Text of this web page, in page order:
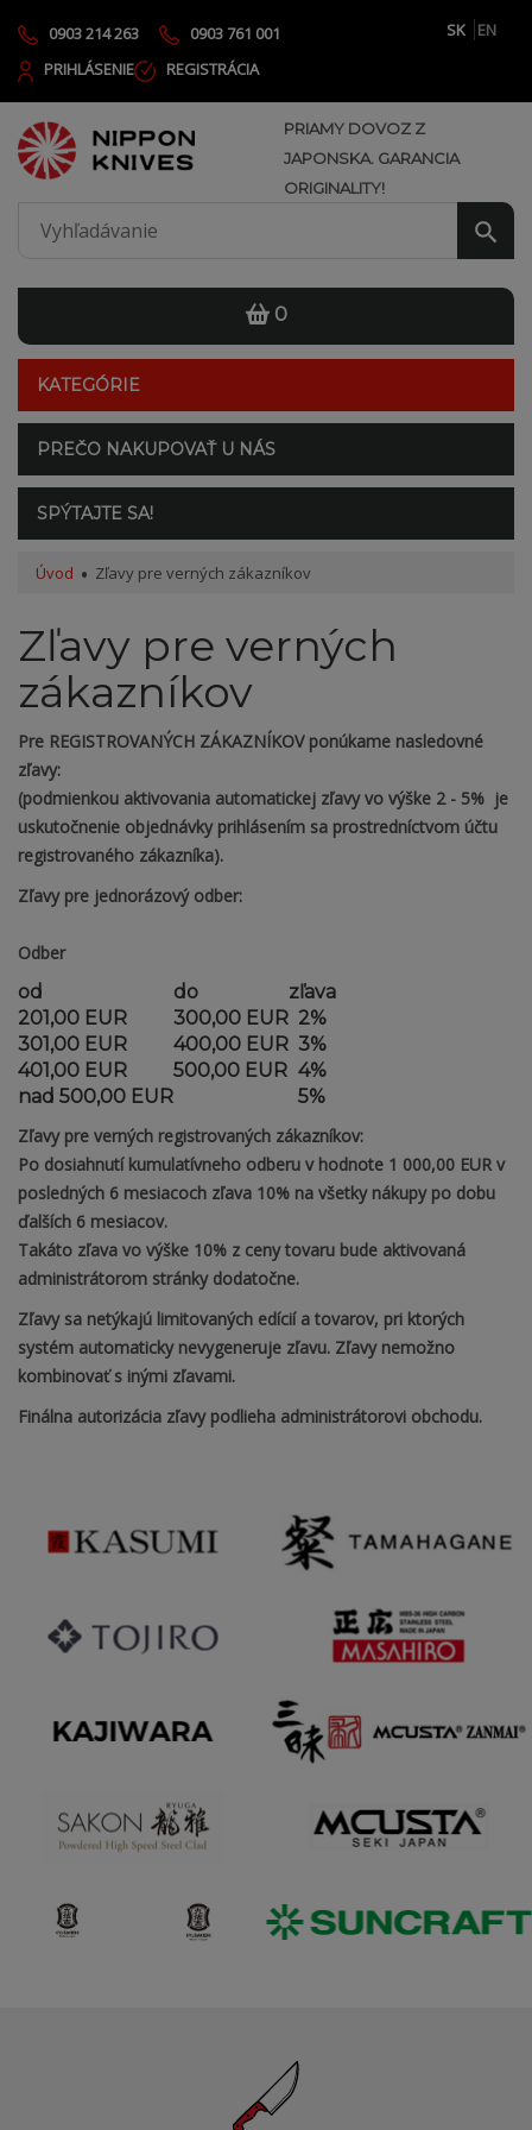
0903 214 263 0903 761 001 SK
EN
PRIHLÁSENIE
REGISTRÁCIA
PRIAMY DOVOZ Z
JAPONSKA. GARANCIA
ORIGINALITY!
0
KATEGÓRIE
PREČO NAKUPOVAŤ U NÁS
SPÝTAJTE SA!
Úvod Zľavy pre verných zákazníkov
Zľavy pre verných
zákazníkov
Pre REGISTROVANÝCH ZÁKAZNÍKOV ponúkame nasledovné
zľavy:
(podmienkou aktivovania automatickej zľavy vo výške 2 - 5% je
uskutočnenie objednávky prihlásením sa prostredníctvom účtu
registrovaného zákazníka).
Zľavy pre jednorázový odber:
Odber
od
do
zľava
201,00 EUR
300,00 EUR 2%
301,00 EUR
400,00 EUR 3%
401,00 EUR
500,00 EUR 4%
nad 500,00 EUR
5%
Zľavy pre verných registrovaných zákazníkov:
Po dosiahnutí kumulatívneho odberu v hodnote 1 000,00 EUR v
posledných 6 mesiacoch zľava 10% na všetky nákupy po dobu
ďalších 6 mesiacov.
Takáto zľava vo výške 10% z ceny tovaru bude aktivovaná
administrátorom stránky dodatočne.
Zľavy sa netýkajú limitovaných edícií a tovarov, pri ktorých
systém automaticky nevygeneruje zľavu. Zľavy nemožno
kombinovať s inými zľavami.
Finálna autorizácia zľavy podlieha administrátorovi obchodu.